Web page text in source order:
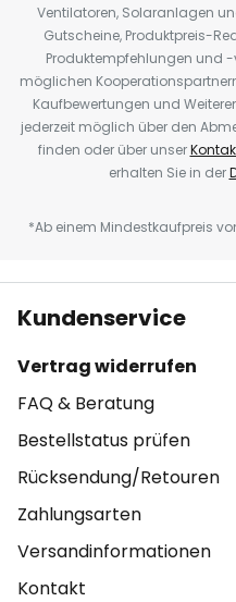
Ventilatoren, Solaranlagen
Gutscheine, Produktpreis-
Produktempfehlungen und
möglichen
Kaufbewertungen und
jederzeit möglich über den
finden oder über unser
erhalten Sie in der
*Ab einem Mindestkaufpreis
Kundenservice
Vertrag widerrufen
FAQ & Beratung
Bestellstatus prüfen
Rücksendung/Retouren
Zahlungsarten
Versandinformationen
Kontakt